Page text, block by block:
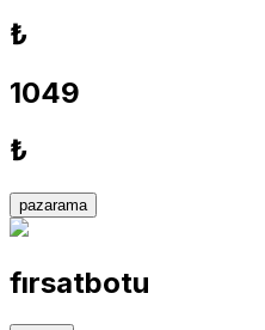
₺
1049
₺
pazarama
fırsatbotu